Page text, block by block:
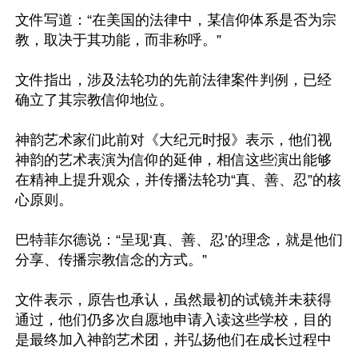
文件写道：“在美国的法律中，某信仰体系是否为宗
教，取决于其功能，而非称呼。”
文件指出，涉及法轮功的先前法律案件判例，已经
确立了其宗教信仰地位。
神韵艺术家们此前对《大纪元时报》表示，他们视
神韵的艺术表演为信仰的延伸，相信这些演出能够
在精神上提升观众，并传播法轮功“真、善、忍”的核
心原则。
巴特菲尔德说：“呈现‘真、善、忍’的理念，就是他们
分享、传播宗教信念的方式。”
文件表示，原告也承认，虽然最初的试镜并未获得
通过，他们仍多次自愿地申请入读这些学校，目的
是最终加入神韵艺术团，并弘扬他们在成长过程中